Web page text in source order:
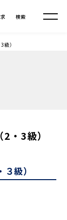
）
・3級）
級）